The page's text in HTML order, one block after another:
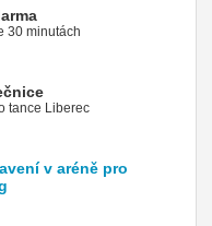
30 minutách
tance Liberec
v aréně pro